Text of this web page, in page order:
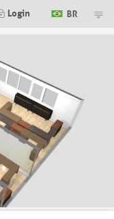
Login BR